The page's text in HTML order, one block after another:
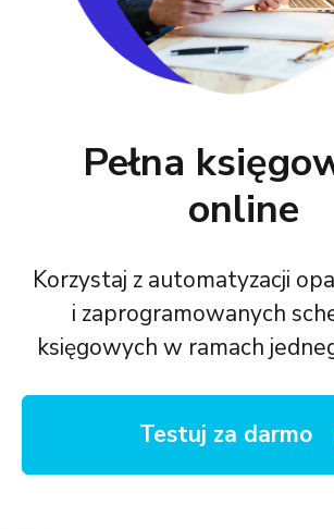
Pełna
online
Korzystaj z automatyzacji
i zaprogramowanych
księgowych w ramach
Testuj za darmo